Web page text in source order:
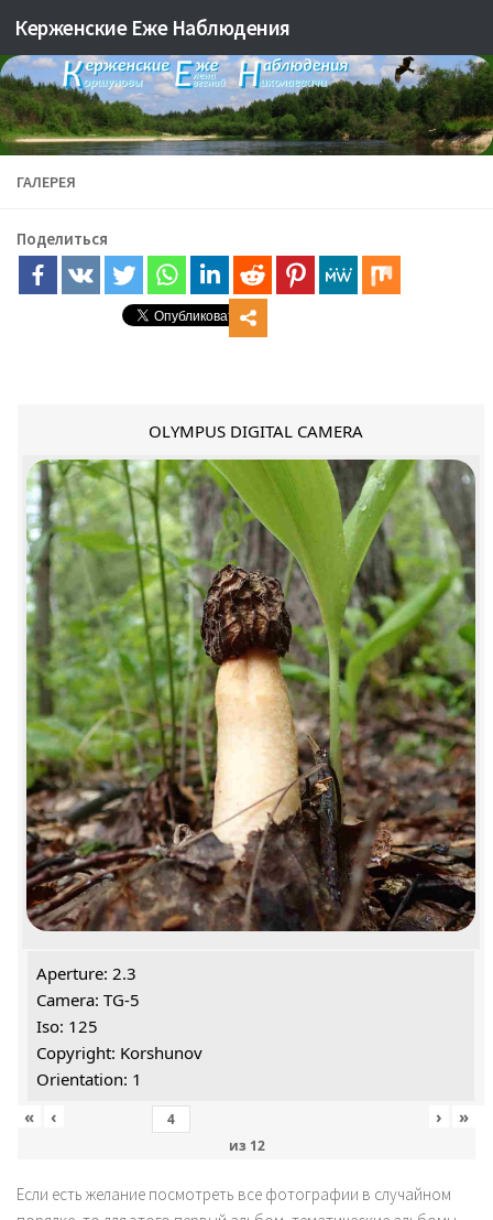
Skip to content
Керженские Еже Наблюдения
ГАЛЕРЕЯ
Поделиться
OLYMPUS DIGITAL CAMERA
Aperture: 2.3
Camera: TG-5
Iso: 125
Copyright: Korshunov
Orientation: 1
«
‹
из 12
› »
Если есть желание посмотреть все фотографии в случайном